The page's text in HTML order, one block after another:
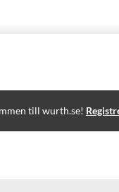
till wurth.se!